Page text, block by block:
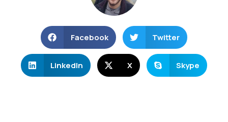
Facebook Twitter
LinkedIn X Skype